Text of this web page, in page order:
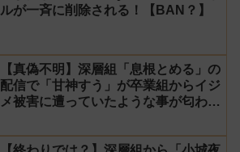
ルが一斉に削除される！【BAN？】
【真偽不明】深層組「息根とめる」の
配信で「甘神すう」が卒業組からイジ
メ被害に遭っていたような事が匂わさ